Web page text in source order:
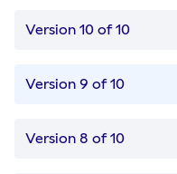
Version 10 of 10
Version 9 of 10
Version 8 of 10